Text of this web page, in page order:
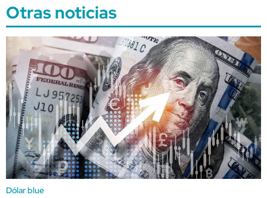
Otras noticias
Dólar blue